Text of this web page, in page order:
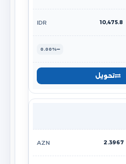
10,475.8
IDR
0.00%
تحويل
2.3967
AZN